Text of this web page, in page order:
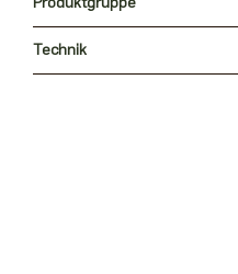
Technik